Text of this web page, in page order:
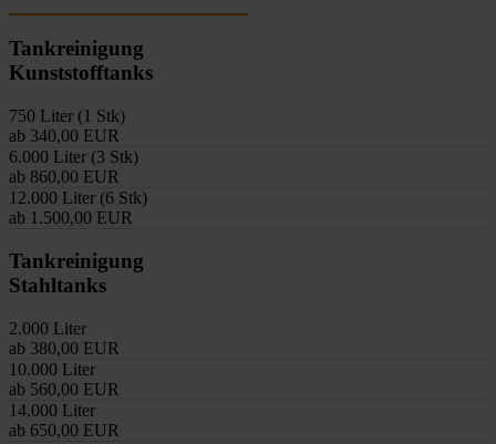
Tankreinigung
Kunststofftanks
750 Liter (1 Stk)
ab 340,00 EUR
6.000 Liter (3 Stk)
ab 860,00 EUR
12.000 Liter (6 Stk)
ab 1.500,00 EUR
Tankreinigung
Stahltanks
2.000 Liter
ab 380,00 EUR
10.000 Liter
ab 560,00 EUR
14.000 Liter
ab 650,00 EUR